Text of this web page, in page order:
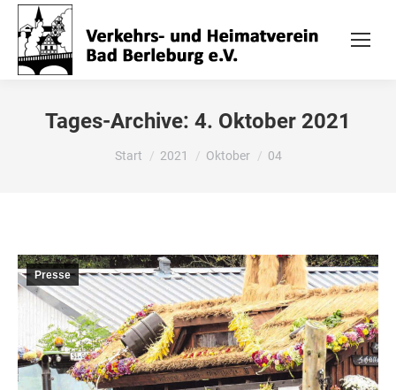
Tages-Archive: 4. Oktober 2021
Sie befinden sich hier:
Start 2021 Oktober 04
Presse